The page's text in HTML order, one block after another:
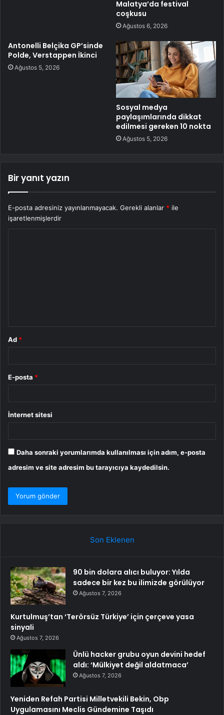
Malatya’da festival
coşkusu
Ağustos 6, 2026
Antonelli Belçika GP’sinde
Polde, Verstappen İkinci
Ağustos 5, 2026
Sosyal medya
paylaşımlarında dikkat
edilmesi gereken 10 nokta
Ağustos 5, 2026
Bir yanıt yazın
E-posta adresiniz yayınlanmayacak. Gerekli alanlar * ile
işaretlenmişlerdir
Ad *
E-posta *
İnternet sitesi
Daha sonraki yorumlarımda kullanılması için adım, e-posta
adresim ve site adresim bu tarayıcıya kaydedilsin.
Son Eklenen
90 bin dolara alıcı buluyor: Yılda
sadece bir kez bu ilimizde görülüyor
Ağustos 7, 2026
Kurtulmuş’tan ‘Terörsüz Türkiye’ için çerçeve yasa
sinyali
Ağustos 7, 2026
Ünlü hacker grubu oyun devini hedef
aldı: ‘Mülkiyet değil aldatmaca’
Ağustos 7, 2026
Yeniden Refah Partisi Milletvekili Bekin, Obp
Uygulamasını Meclis Gündemine Taşıdı